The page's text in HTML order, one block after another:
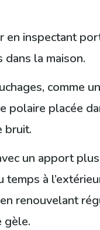
en inspectant
la maison.
comme
polaire placée
bruit.
un apport
à
renouvelant
gèle.